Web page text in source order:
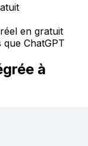
en gratuit
ChatGPT
à